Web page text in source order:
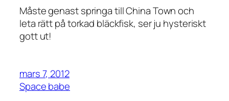
Måste genast springa till China Town och
leta rätt på torkad bläckfisk, ser ju hysteriskt
gott ut!
mars 7, 2012
Space babe